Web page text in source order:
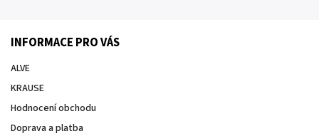
INFORMACE PRO VÁS
ALVE
KRAUSE
Hodnocení obchodu
Doprava a platba